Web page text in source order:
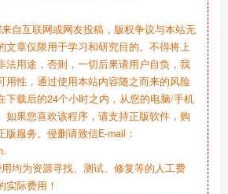
自互联网或网友投稿，版权争议与本站无
文章仅限用于学习和研究目的。不得将上
法用途，否则，一切后果请用户自负，我
用性，通过使用本站内容随之而来的风险
下载后的24个小时之内，从您的电脑/手机
如果您喜欢该程序，请支持正版软件，购
服务。侵删请致信E-mail：
均为资源寻找、测试、修复等的人工费
实际费用！